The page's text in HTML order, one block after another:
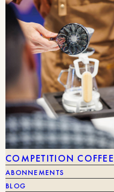
COMPETITION COFFEE
ABONNEMENTS
BLOG
CORPS
Soyeux